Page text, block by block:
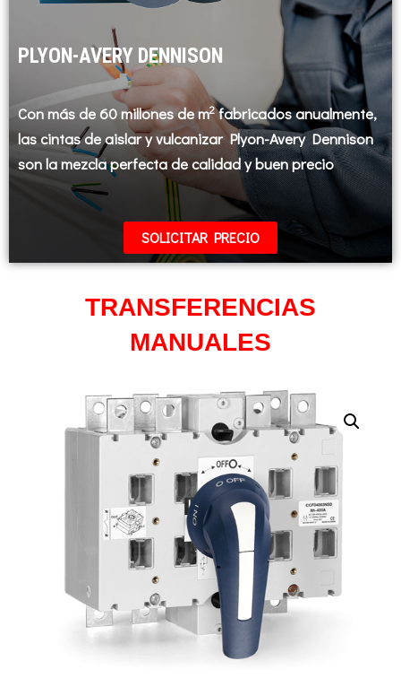
PLYON-AVERY DENNISON
Con más de 60 millones de m2fabricados anualmente,
las cintas de aislar y vulcanizar Plyon-Avery Dennison
son la mezcla perfecta de calidad y buen precio
SOLICITAR PRECIO
TRANSFERENCIAS
MANUALES